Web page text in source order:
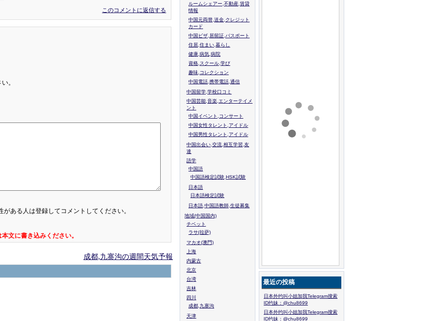
このコメントに返信する
。
ある人は登録してコメントしてください。
文に書き込みください。
成都,九寨沟の週間天気予報
ルームシェアー,不動産,賃貸
情報
中国元両替,送金,クレジット
カード
中国ビザ,居留証,パスポート
住居,住まい,暮らし
健康,病気,病院
資格,スクール,学び
趣味,コレクション
中国電話,携帯電話,通信
中国留学,学校口コミ
中国芸能,音楽,エンターテイメ
ント
中国イベント,コンサート
中国女性タレント,アイドル
中国男性タレント,アイドル
中国出会い,交流,相互学習,友
達
語学
中国語
中国語検定試験,HSK試験
日本語
日本語検定試験
日本語,中国語教師,生徒募集
地域(中国国内)
チベット
ラサ(拉萨)
マカオ(澳門)
上海
内蒙古
北京
台湾
吉林
四川
成都,九寨沟
天津
最近の投稿
日本外约叫小姐加我Telegram搜索
ID约妹：@chu8699
日本外约叫小姐加我Telegram搜索
ID约妹：@chu8699